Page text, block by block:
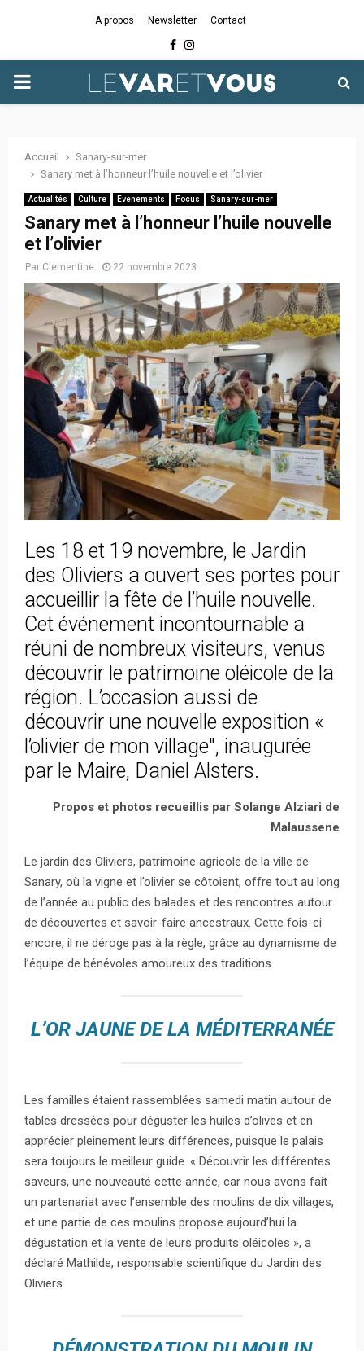
A propos Newsletter Contact
Facebook
Instagram
PRIMARY
Accueil
Sanary-sur-mer
Sanary met à l’honneur l’huile nouvelle et l’olivier
Actualités Culture Evenements Focus Sanary-sur-mer
Sanary met à l’honneur l’huile nouvelle
et l’olivier
Par Clementine 22 novembre 2023
Les 18 et 19 novembre, le Jardin
des Oliviers a ouvert ses portes pour
accueillir la fête de l’huile nouvelle.
Cet événement incontournable a
réuni de nombreux visiteurs, venus
découvrir le patrimoine oléicole de la
région. L’occasion aussi de
découvrir une nouvelle exposition «
l’olivier de mon village", inaugurée
par le Maire, Daniel Alsters.
Propos et photos recueillis par Solange Alziari de
Malaussene
Le jardin des Oliviers, patrimoine agricole de la ville de
Sanary, où la vigne et l’olivier se côtoient, offre tout au long
de l’année au public des balades et des rencontres autour
de découvertes et savoir-faire ancestraux. Cette fois-ci
encore, il ne déroge pas à la règle, grâce au dynamisme de
l’équipe de bénévoles amoureux des traditions.
L’OR JAUNE DE LA MÉDITERRANÉE
Les familles étaient rassemblées samedi matin autour de
tables dressées pour déguster les huiles d’olives et en
apprécier pleinement leurs différences, puisque le palais
sera toujours le meilleur guide. « Découvrir les différentes
saveurs, une nouveauté cette année, car nous avons fait
un partenariat avec l’ensemble des moulins de dix villages,
et une partie de ces moulins propose aujourd’hui la
dégustation et la vente de leurs produits oléicoles », a
déclaré Mathilde, responsable scientifique du Jardin des
Oliviers.